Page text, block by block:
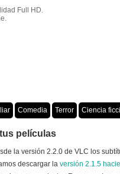
Full HD.
Comedia Terror Ciencia
películas
la versión 2.2.0 de VLC los
descargar la versión 2.1.5